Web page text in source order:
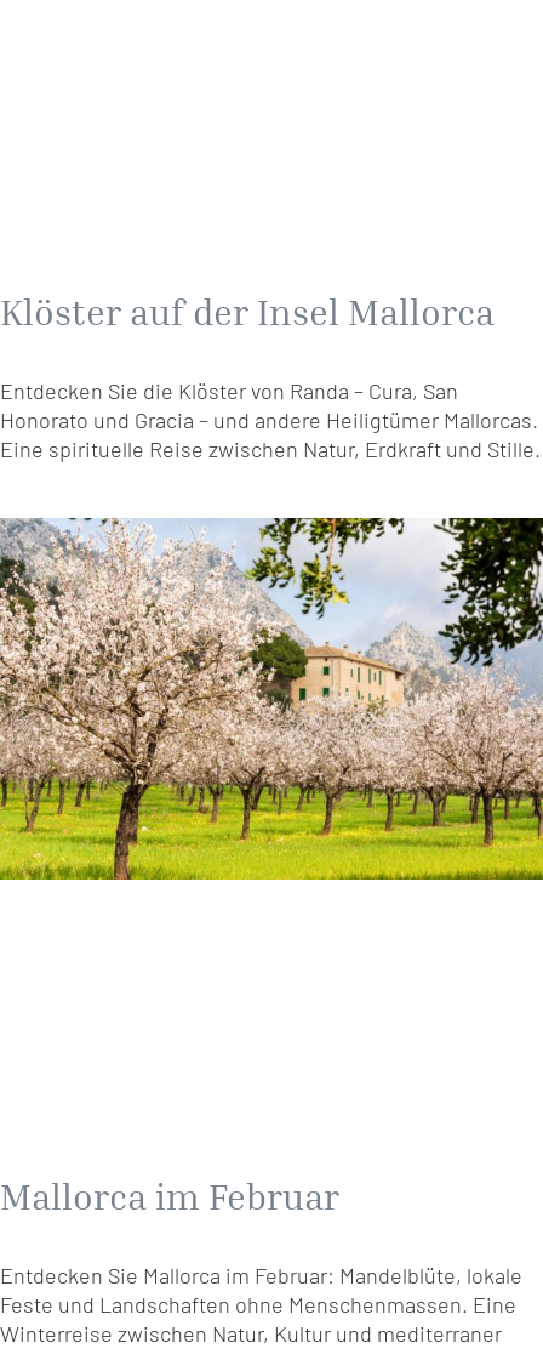
Klöster auf der Insel Mallorca
Entdecken Sie die Klöster von Randa – Cura, San
Honorato und Gracia – und andere Heiligtümer Mallorcas.
Eine spirituelle Reise zwischen Natur, Erdkraft und Stille.
Mallorca im Februar
Entdecken Sie Mallorca im Februar: Mandelblüte, lokale
Feste und Landschaften ohne Menschenmassen. Eine
Winterreise zwischen Natur, Kultur und mediterraner